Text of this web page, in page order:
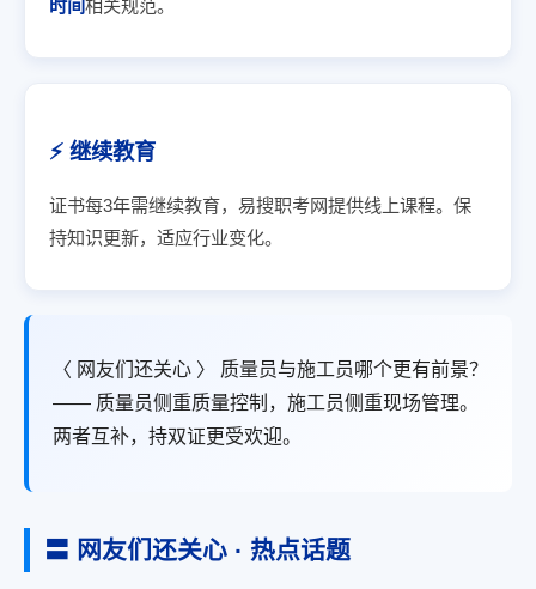
时间 相关规范。
⚡ 继续教育
证书每3年需继续教育，易搜职考网提供线上课程。保
持知识更新，适应行业变化。
〈 网友们还关心 〉 质量员与施工员哪个更有前景？
—— 质量员侧重质量控制，施工员侧重现场管理。
两者互补，持双证更受欢迎。
〓 网友们还关心 · 热点话题